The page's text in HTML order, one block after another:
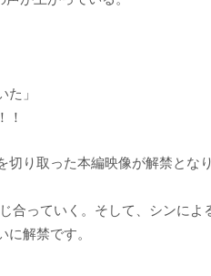
」
！
り取った本編映像が解禁となり
合っていく。そして、シンによ
解禁です。